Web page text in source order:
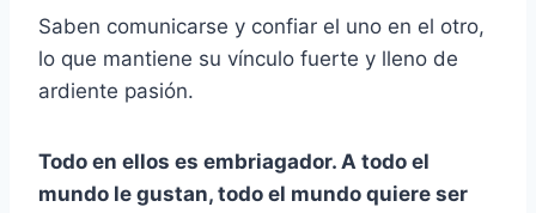
Saben comunicarse y confiar el uno en el otro,
lo que mantiene su vínculo fuerte y lleno de
ardiente pasión.
Todo en ellos es embriagador. A todo el
mundo le gustan, todo el mundo quiere ser